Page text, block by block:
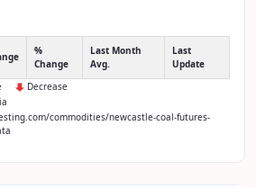
%
Change
Last Month
Avg.
Last
Update
Decrease
commodities/newcastle-coal-futures-